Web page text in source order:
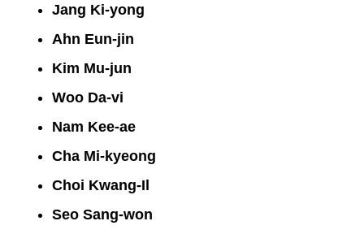
Jang Ki-yong
Ahn Eun-jin
Kim Mu-jun
Woo Da-vi
Nam Kee-ae
Cha Mi-kyeong
Choi Kwang-Il
Seo Sang-won